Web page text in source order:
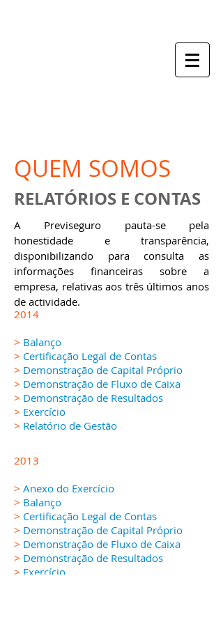
QUEM SOMOS
RELATÓRIOS E CONTAS
A Previseguro pauta-se pela
honestidade e transparência,
disponibilizando para consulta as
informações financeiras sobre a
empresa, relativas aos três últimos anos
de actividade.
2014
> Balanço
> Certificação Legal de Contas
> Demonstração de Capital Próprio
> Demonstração de Fluxo de Caixa
> Demonstração de Resultados
> Exercício
> Relatório de Gestão
2013
> Anexo do Exercício
> Balanço
> Certificação Legal de Contas
> Demonstração de Capital Próprio
> Demonstração de Fluxo de Caixa
> Demonstração de Resultados
> Exercício